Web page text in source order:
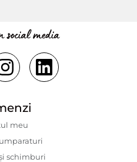
social media
meu
schimburi